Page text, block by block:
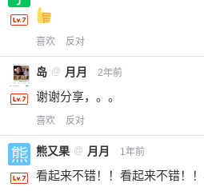
喜欢 反对
岛 @ 月月 2年前
谢谢分享，。。
喜欢 反对
熊又果 @ 月月 1年前
看起来不错！！看起来不错！！